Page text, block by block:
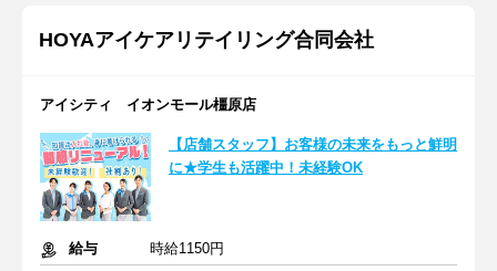
HOYAアイケアリテイリング合同会社
アイシティ イオンモール橿原店
【店舗スタッフ】お客様の未来をもっと鮮明
に★学生も活躍中！未経験OK
給与
時給1150円